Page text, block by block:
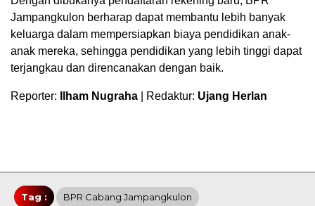
Jampangkulon berharap dapat membantu lebih banyak
keluarga dalam mempersiapkan biaya pendidikan anak-
anak mereka, sehingga pendidikan yang lebih tinggi dapat
terjangkau dan direncanakan dengan baik.
Reporter: Ilham Nugraha | Redaktur: Ujang Herlan
Tag : BPR Cabang Jampangkulon